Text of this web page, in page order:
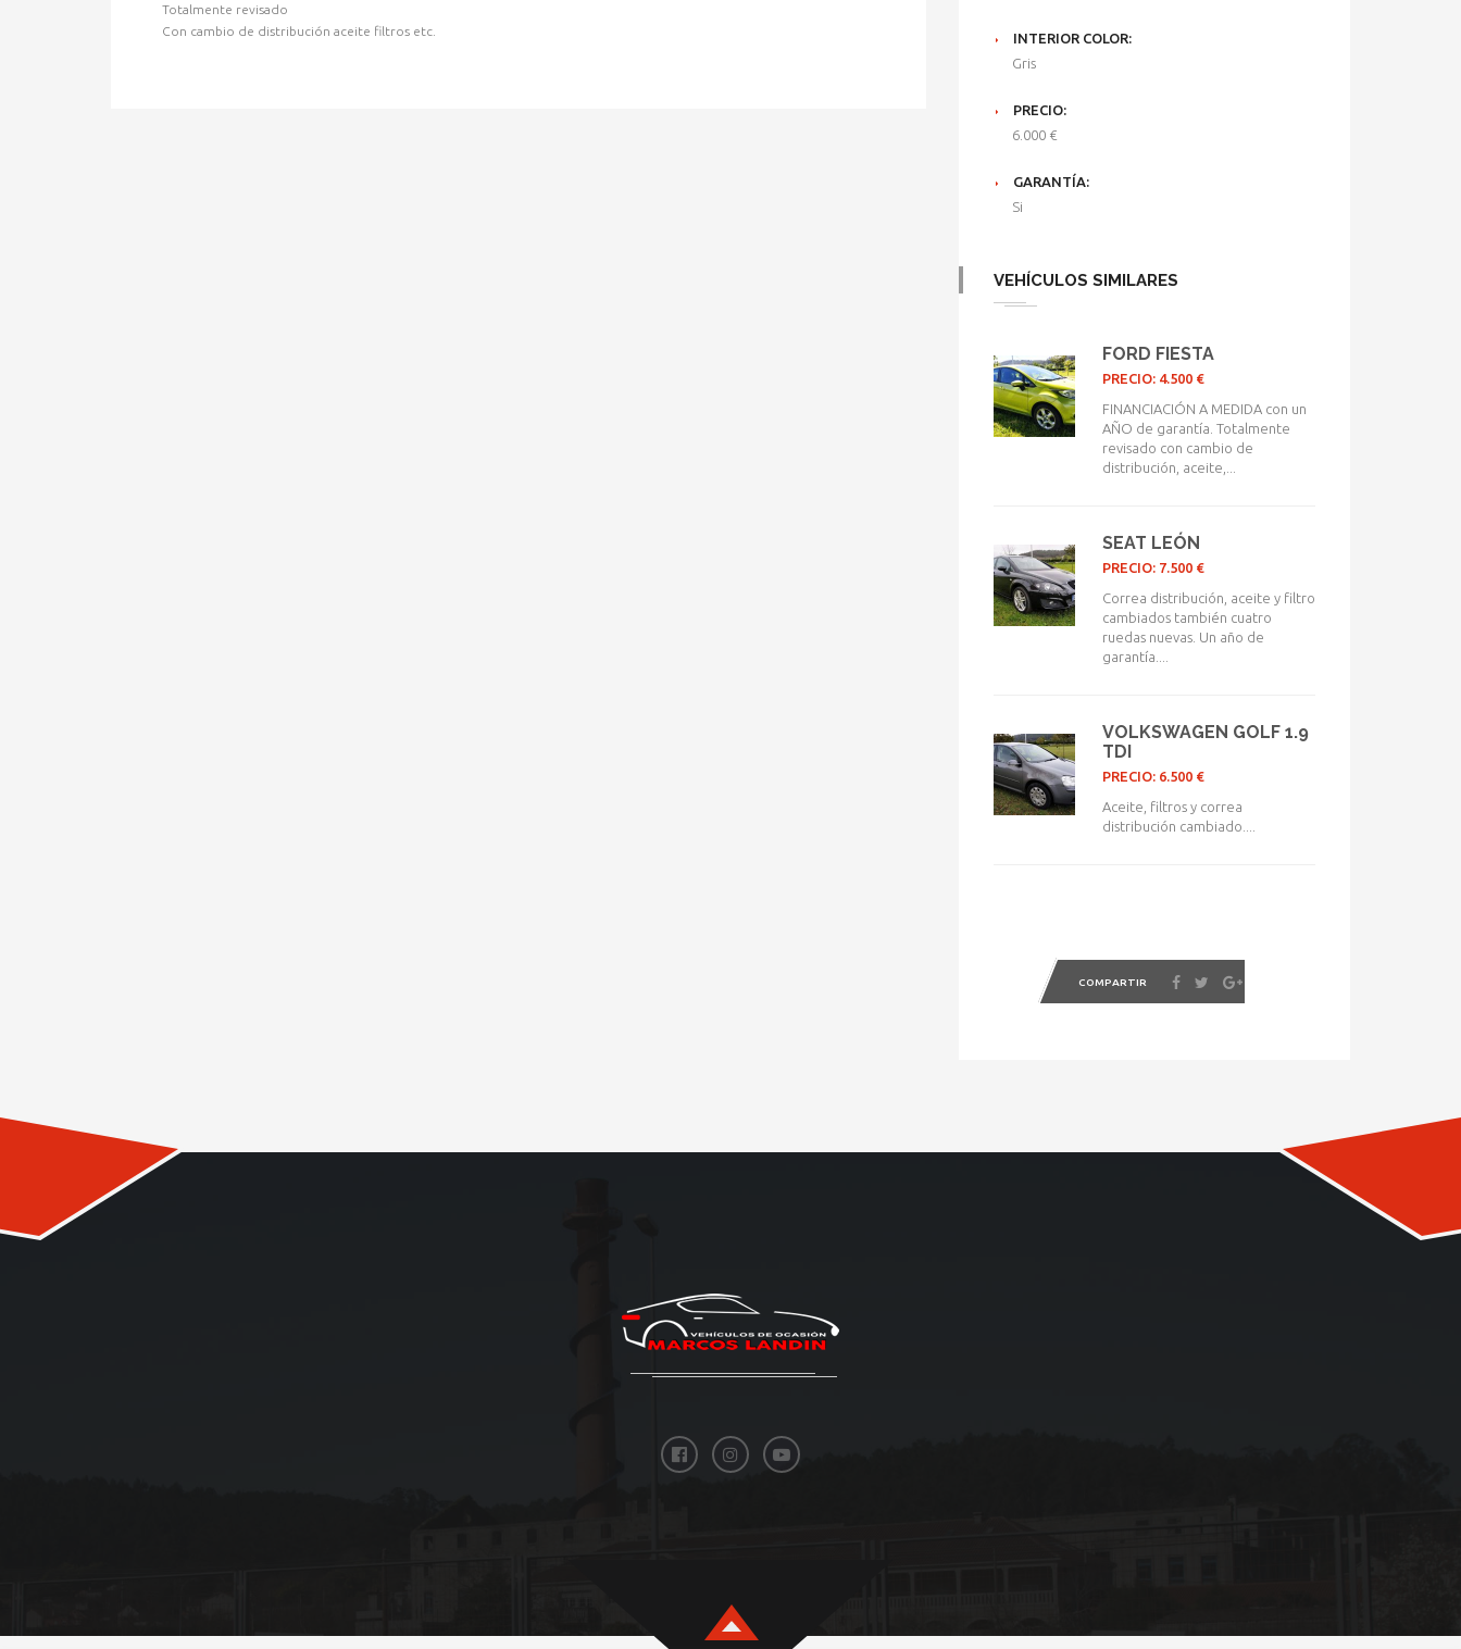
Totalmente revisado
Con cambio de distribución aceite filtros etc.
INTERIOR COLOR:
Gris
PRECIO:
6.000 €
GARANTÍA:
Si
VEHÍCULOS SIMILARES
FORD FIESTA
PRECIO: 4.500 €
FINANCIACIÓN A MEDIDA con un
AÑO de garantía. Totalmente
revisado con cambio de
distribución, aceite,...
SEAT LEÓN
PRECIO: 7.500 €
Correa distribución, aceite y filtro
cambiados también cuatro
ruedas nuevas. Un año de
garantía....
VOLKSWAGEN GOLF 1.9
TDI
PRECIO: 6.500 €
Aceite, filtros y correa
distribución cambiado....
COMPARTIR